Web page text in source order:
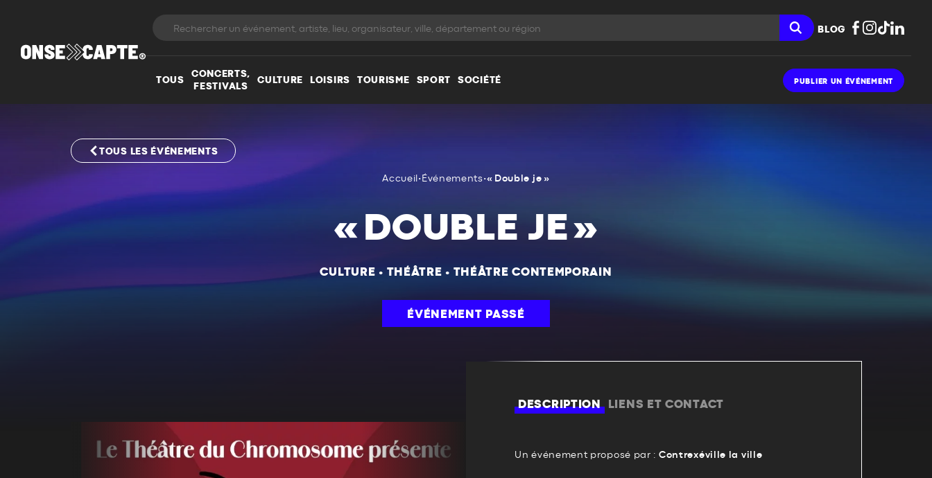
BLOG
TOUS
CONCERTS,
FESTIVALS
CULTURE LOISIRS TOURISME SPORT SOCIÉTÉ PUBLIER UN ÉVÉNEMENT
TOUS LES ÉVÉNEMENTS
Accueil • Événements•« Double je »
« DOUBLE JE »
CULTURE • THÉÂTRE • THÉÂTRE CONTEMPORAIN
ÉVÉNEMENT PASSÉ
DESCRIPTION LIENS ET CONTACT
Un événement proposé par : Contrexéville la ville